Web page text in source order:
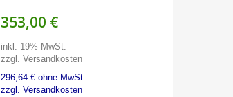
353,00 €
inkl. 19% MwSt.
zzgl. Versandkosten
296,64 € ohne MwSt.
zzgl. Versandkosten